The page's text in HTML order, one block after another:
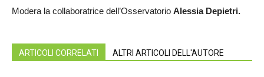
Modera la collaboratrice dell’Osservatorio Alessia Depietri.
ARTICOLI CORRELATI ALTRI ARTICOLI DELL'AUTORE